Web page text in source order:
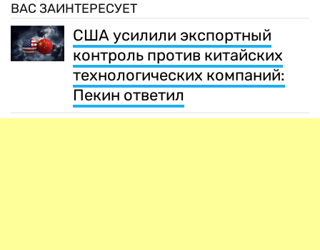
ВАС ЗАИНТЕРЕСУЕТ
США усилили экспортный
контроль против китайских
технологических компаний:
Пекин ответил